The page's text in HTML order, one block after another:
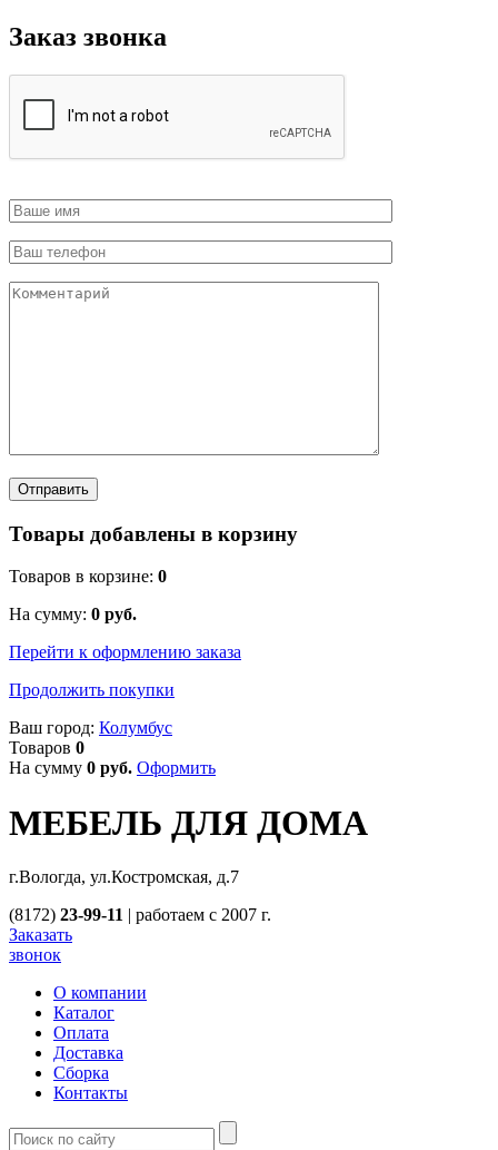
Заказ звонка
Товары добавлены в корзину
Товаров в корзине: 0
На сумму: 0 руб.
Перейти к оформлению заказа
Продолжить покупки
Ваш город: Колумбус
Товаров 0
На сумму 0 руб. Оформить
МЕБЕЛЬ ДЛЯ ДОМА
г.Вологда, ул.Костромская, д.7
(8172) 23-99-11 | работаем с 2007 г.
Заказать
звонок
О компании
Каталог
Оплата
Доставка
Сборка
Контакты